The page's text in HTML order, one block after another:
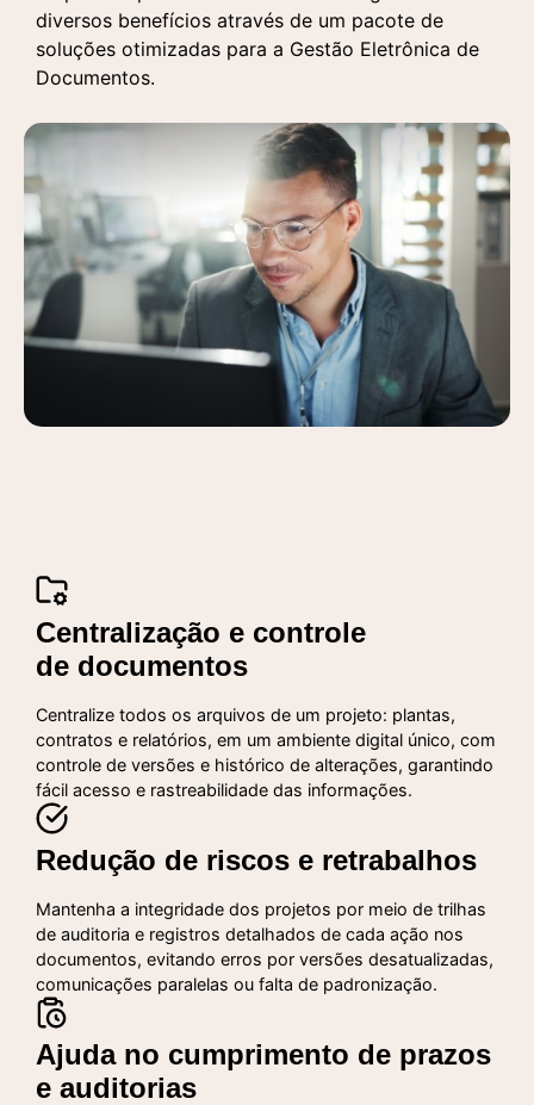
diversos benefícios através de um pacote de
soluções otimizadas para a Gestão Eletrônica de
Documentos.
Centralização e controle
de documentos
Centralize todos os arquivos de um projeto: plantas,
contratos e relatórios, em um ambiente digital único, com
controle de versões e histórico de alterações, garantindo
fácil acesso e rastreabilidade das informações.
Redução de riscos e retrabalhos
Mantenha a integridade dos projetos por meio de trilhas
de auditoria e registros detalhados de cada ação nos
documentos, evitando erros por versões desatualizadas,
comunicações paralelas ou falta de padronização.
Ajuda no cumprimento de prazos
e auditorias